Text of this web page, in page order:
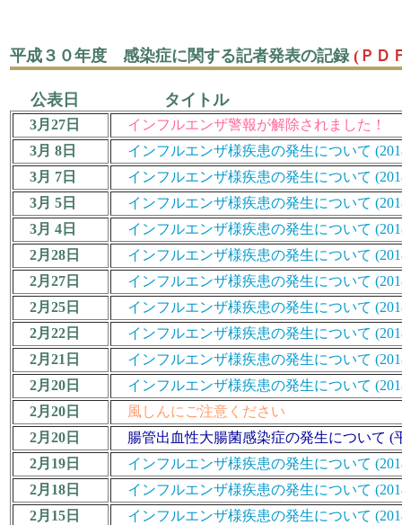
平成３０年度 感染症に関する記者発表の記録 (ＰＤ
公表日 タイトル
3月27日
インフルエンザ警報が解除されました！
3月 8日
インフルエンザ様疾患の発生について
3月 7日
インフルエンザ様疾患の発生について
3月 5日
インフルエンザ様疾患の発生について
3月 4日
インフルエンザ様疾患の発生について
2月28日
インフルエンザ様疾患の発生について
2月27日
インフルエンザ様疾患の発生について
2月25日
インフルエンザ様疾患の発生について
2月22日
インフルエンザ様疾患の発生について
2月21日
インフルエンザ様疾患の発生について
2月20日
インフルエンザ様疾患の発生について
2月20日
風しんにご注意ください
2月20日
腸管出血性大腸菌感染症の発生について (
2月19日
インフルエンザ様疾患の発生について
2月18日
インフルエンザ様疾患の発生について
2月15日
インフルエンザ様疾患の発生について